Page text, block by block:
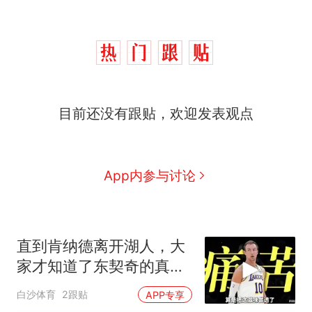
目前还没有跟贴，欢迎发表观点
App内参与讨论
直到肯纳德离开湖人，大
家才知道了东契奇的真面
目
白沙体育 2跟贴 APP专享